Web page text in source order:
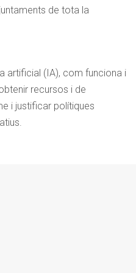
de tota la
artificial (IA), com funciona i
recursos i de
i justificar polítiques